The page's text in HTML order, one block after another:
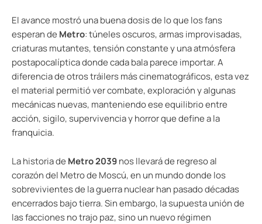
El avance mostró una buena dosis de lo que los fans
esperan de Metro: túneles oscuros, armas improvisadas,
criaturas mutantes, tensión constante y una atmósfera
postapocalíptica donde cada bala parece importar. A
diferencia de otros tráilers más cinematográficos, esta vez
el material permitió ver combate, exploración y algunas
mecánicas nuevas, manteniendo ese equilibrio entre
acción, sigilo, supervivencia y horror que define a la
franquicia.
La historia de Metro 2039nos llevará de regreso al
corazón del Metro de Moscú, en un mundo donde los
sobrevivientes de la guerra nuclear han pasado décadas
encerrados bajo tierra. Sin embargo, la supuesta unión de
las facciones no trajo paz, sino un nuevo régimen